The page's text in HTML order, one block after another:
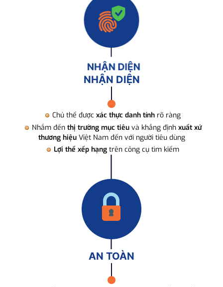
NHẬN DIỆN
Chủ thể được xác thực danh tính rõ ràng
Nhắm đến thị trường mục tiêuvà khẳng định xuất xứ
thương hiệuViệt Nam đến với người tiêu dùng
Lợi thế xếp hạng trên công cụ tìm kiếm
AN TOÀN